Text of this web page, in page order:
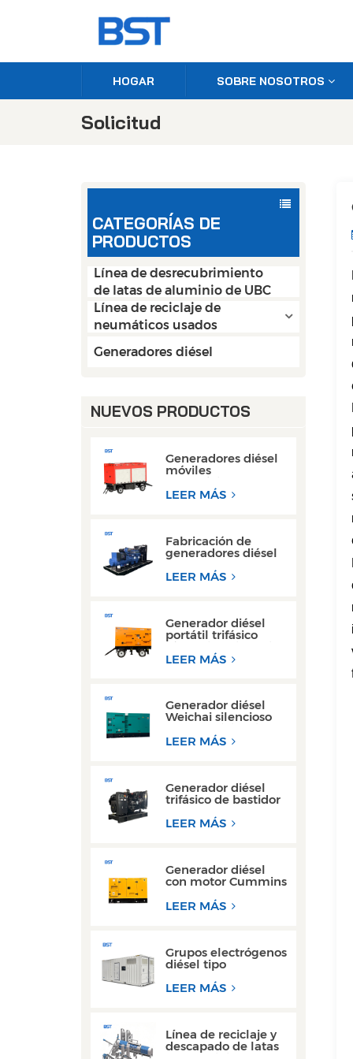
HOGAR SOBRE NOSOTROS
Solicitud
CATEGORÍAS DE
PRODUCTOS
Línea de desrecubrimiento
de latas de aluminio de UBC
Línea de reciclaje de
neumáticos usados
Generadores diésel
NUEVOS PRODUCTOS
Generadores diésel
móviles
monofásicos con
motor Cummins
LEER MÁS
Fabricación de
generadores diésel
Weichai de 300 kW
con motor de
LEER MÁS
Generador diésel
portátil trifásico
súper silencioso, tipo
remolque, de 200
LEER MÁS
Generador diésel
Weichai silencioso
150 kVA y 200 kVA,
LEER MÁS
Generador diésel
trifásico de bastidor
rendimiento con
LEER MÁS
Generador diésel
con motor Cummins
silencioso de 100
LEER MÁS
Grupos electrógenos
diésel tipo
contenedor de 300
kW y 350 kVA, los
LEER MÁS
Línea de reciclaje y
descapado de latas